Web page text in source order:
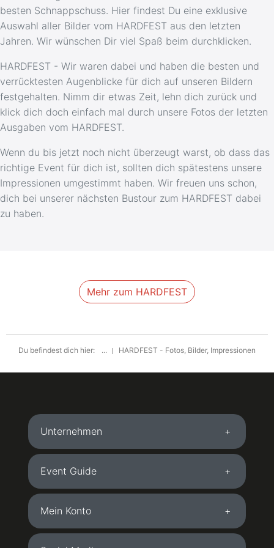
besten Schnappschuss. Hier findest Du eine exklusive
Auswahl aller Bilder vom HARDFEST aus den letzten
Jahren. Wir wünschen Dir viel Spaß beim durchklicken.
HARDFEST - Wir waren dabei und haben die besten und
verrücktesten Augenblicke für dich auf unseren Bildern
festgehalten. Nimm dir etwas Zeit, lehn dich zurück und
klick dich doch einfach mal durch unsere Fotos der letzten
Ausgaben vom HARDFEST.
Wenn du bis jetzt noch nicht überzeugt warst, ob dass das
richtige Event für dich ist, sollten dich spätestens unsere
Impressionen umgestimmt haben. Wir freuen uns schon,
dich bei unserer nächsten Bustour zum HARDFEST dabei
zu haben.
Mehr zum HARDFEST
Du befindest dich hier: ... HARDFEST - Fotos, Bilder, Impressionen
Unternehmen
Event Guide
Mein Konto